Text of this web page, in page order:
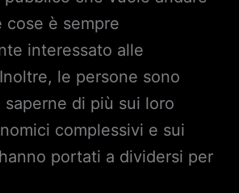
cose è sempre
interessato alle
le persone sono
saperne di più sui loro
complessivi e sui
portati a dividersi per